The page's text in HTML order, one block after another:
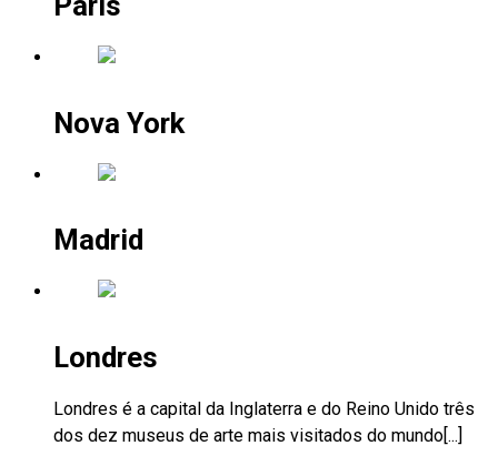
Nova York
Madrid
Londres
Londres é a capital da Inglaterra e do Reino Unido três
dos dez museus de arte mais visitados do mundo[...]